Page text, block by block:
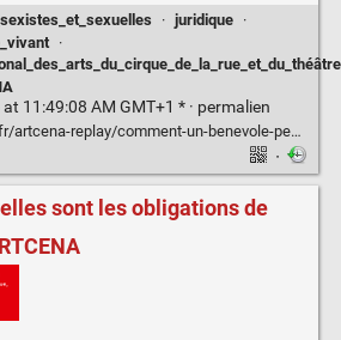
· juridique ·
·
11:49:08 AM GMT+1 * · permalien
un-benevole-peut-il-reagir-face-aux-violences-et-au-harcelement-sexistes-et-sexuels
·
sont les obligations de